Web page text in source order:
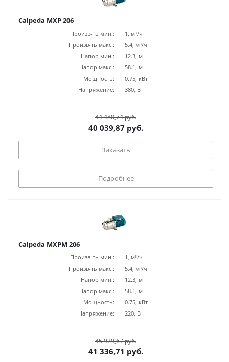
Calpeda MXP 206
Произв-ть мин.:
1, м³/ч
Произв-ть макс.:
5.4, м³/ч
Напор мин.:
12.3, м
Напор макс.:
58.1, м
Мощность:
0.75, кВт
Напряжение:
380, В
44 488,74 руб.
40 039,87 руб.
Заказать
Подробнее
Calpeda MXPM 206
Произв-ть мин.:
1, м³/ч
Произв-ть макс.:
5.4, м³/ч
Напор мин.:
12.3, м
Напор макс.:
58.1, м
Мощность:
0.75, кВт
Напряжение:
220, В
45 929,67 руб.
41 336,71 руб.